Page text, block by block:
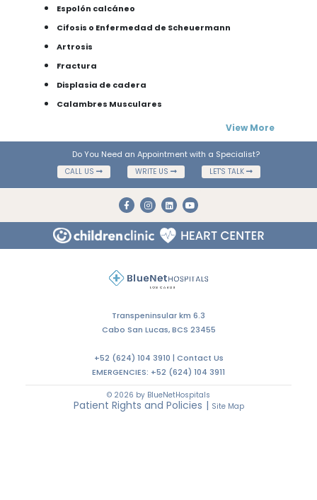
Espolón calcáneo
Cifosis o Enfermedad de Scheuermann
Artrosis
Fractura
Displasia de cadera
Calambres Musculares
View More
Do You Need an Appointment with a Specialist?
CALL US WRITE US LET'S TALK
Transpeninsular km 6.3
Cabo San Lucas, BCS 23455
+52 (624) 104 3910 | Contact Us
EMERGENCIES: +52 (624) 104 3911
© 2026 by BlueNetHospitals
Patient Rights and Policies | Site Map